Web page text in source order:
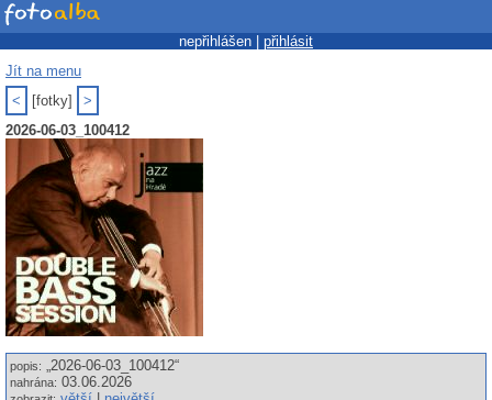
nepřihlášen | přihlásit
Jít na menu
<
[fotky]
>
2026-06-03_100412
popis: „2026-06-03_100412“
nahrána: 03.06.2026